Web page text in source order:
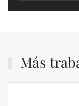
Más